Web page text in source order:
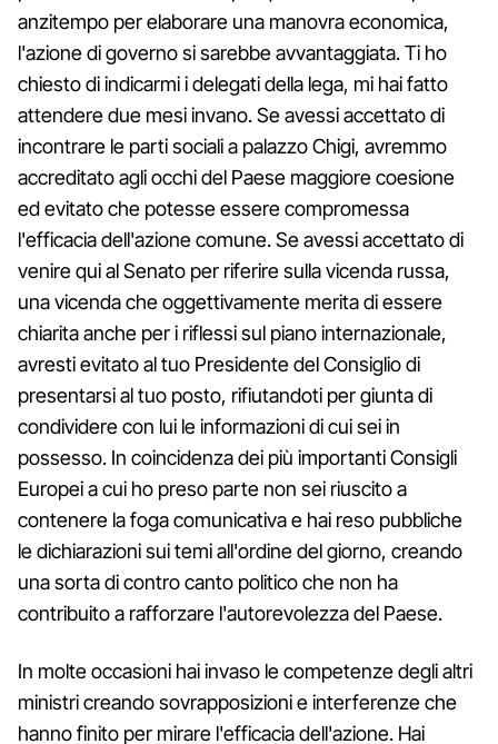
anzitempo per elaborare una manovra economica,
l'azione di governo si sarebbe avvantaggiata. Ti ho
chiesto di indicarmi i delegati della lega, mi hai fatto
attendere due mesi invano. Se avessi accettato di
incontrare le parti sociali a palazzo Chigi, avremmo
accreditato agli occhi del Paese maggiore coesione
ed evitato che potesse essere compromessa
l'efficacia dell'azione comune. Se avessi accettato di
venire qui al Senato per riferire sulla vicenda russa,
una vicenda che oggettivamente merita di essere
chiarita anche per i riflessi sul piano internazionale,
avresti evitato al tuo Presidente del Consiglio di
presentarsi al tuo posto, rifiutandoti per giunta di
condividere con lui le informazioni di cui sei in
possesso. In coincidenza dei più importanti Consigli
Europei a cui ho preso parte non sei riuscito a
contenere la foga comunicativa e hai reso pubbliche
le dichiarazioni sui temi all'ordine del giorno, creando
una sorta di contro canto politico che non ha
contribuito a rafforzare l'autorevolezza del Paese.
In molte occasioni hai invaso le competenze degli altri
ministri creando sovrapposizioni e interferenze che
hanno finito per mirare l'efficacia dell'azione. Hai